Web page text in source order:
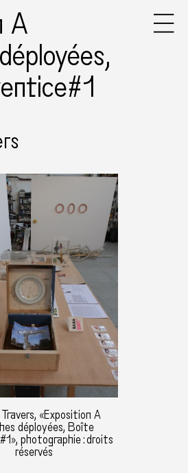
A
«Exposition A
déployées, Boîte
photographie : droits
réservés